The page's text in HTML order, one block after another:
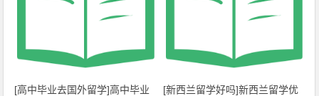
[高中毕业去国外留学]高中毕业
[新西兰留学好吗]新西兰留学优